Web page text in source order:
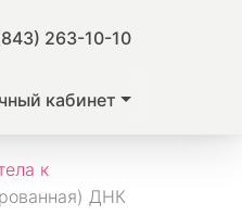
263-10-10
кабинет
к
ДНК